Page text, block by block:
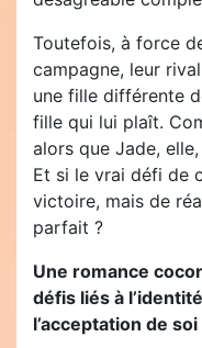
Toutefois, à force
campagne, leur
une fille différente
fille qui lui plaît.
alors que Jade,
Et si le vrai défi de
victoire, mais de
parfait ?
Une romance
défis liés à
l’acceptation de